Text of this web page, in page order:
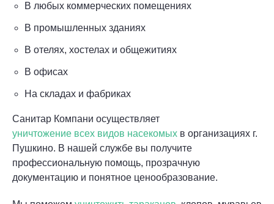
В любых коммерческих помещениях
В промышленных зданиях
В отелях, хостелах и общежитиях
В офисах
На складах и фабриках
Санитар Компани осуществляет
уничтожение всех видов насекомых в организациях г.
Пушкино. В нашей службе вы получите
профессиональную помощь, прозрачную
документацию и понятное ценообразование.